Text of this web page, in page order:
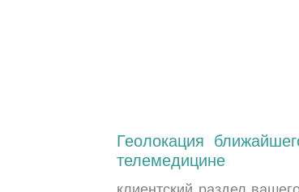
Геолокация
телемедицине